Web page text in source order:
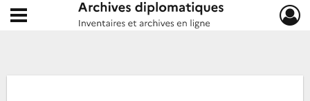
Archives diplomatiques
Ouvrir le menu déroulant